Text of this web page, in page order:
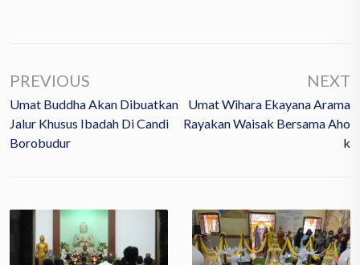
PREVIOUS
Umat Buddha Akan Dibuatkan
Jalur Khusus Ibadah Di Candi
Borobudur
NEXT
Umat Wihara Ekayana Arama
Rayakan Waisak Bersama Aho
K